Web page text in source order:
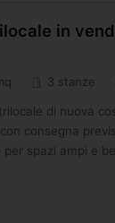
in
3 stanze
di nuova
consegna
spazi ampi e